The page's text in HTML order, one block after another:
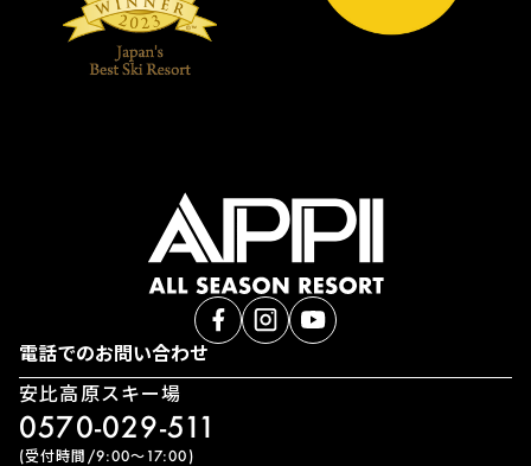
電話でのお問い合わせ
安比高原スキー場
0570-029-511
(受付時間/9:00〜17:00)